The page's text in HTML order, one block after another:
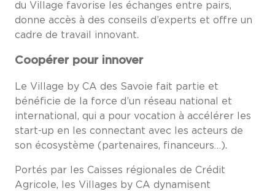
du Village favorise les échanges entre pairs,
donne accès à des conseils d’experts et offre un
cadre de travail innovant.
Coopérer pour innover
Le Village by CA des Savoie fait partie et
bénéficie de la force d’un réseau national et
international, qui a pour vocation à accélérer les
start-up en les connectant avec les acteurs de
son écosystème (partenaires, financeurs…).
Portés par les Caisses régionales de Crédit
Agricole, les Villages by CA dynamisent